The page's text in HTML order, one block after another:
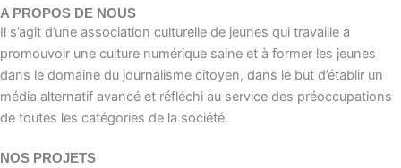
A PROPOS DE NOUS
Il s’agit d’une association culturelle de jeunes qui travaille à
promouvoir une culture numérique saine et à former les jeunes
dans le domaine du journalisme citoyen, dans le but d’établir un
média alternatif avancé et réfléchi au service des préoccupations
de toutes les catégories de la société.
NOS PROJETS